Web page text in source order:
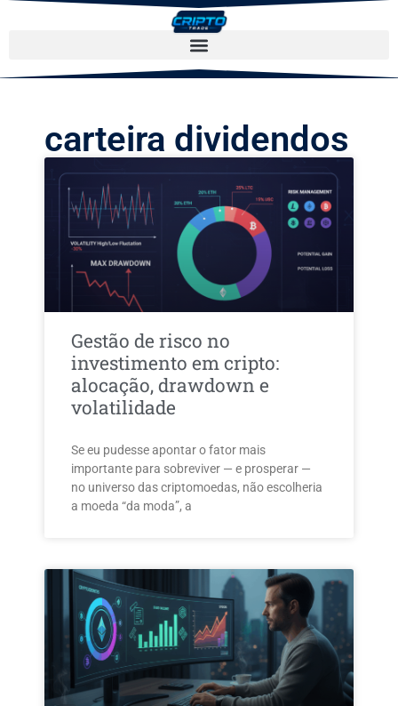
carteira dividendos
Gestão de risco no
investimento em cripto:
alocação, drawdown e
volatilidade
Se eu pudesse apontar o fator mais
importante para sobreviver — e prosperar —
no universo das criptomoedas, não escolheria
a moeda “da moda”, a